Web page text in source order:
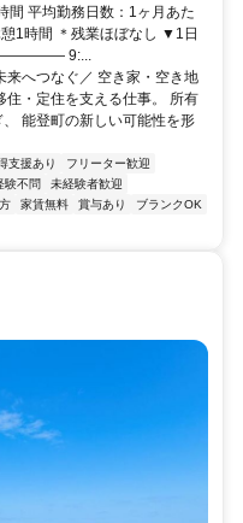
間 平均勤務日数：1ヶ月あた
1時間 ＊残業ほぼなし ▼1日
9:...
来へつなぐ／ 空き家・空き地
住・定住を支える仕事。 所有
能登町の新しい可能性を形
支援あり
フリーター歓迎
験不問
未経験者歓迎
家賃無料 賞与あり
ブランクOK